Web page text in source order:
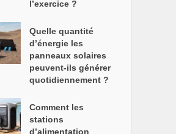
l’exercice ?
Quelle quantité
d’énergie les
panneaux solaires
peuvent-ils générer
quotidiennement ?
Comment les
stations
d’alimentation